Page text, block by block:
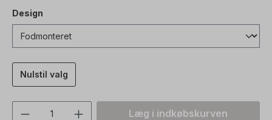
Design
Nulstil valg
Produktmængde: Indtast den
Læg i indkøbskurven